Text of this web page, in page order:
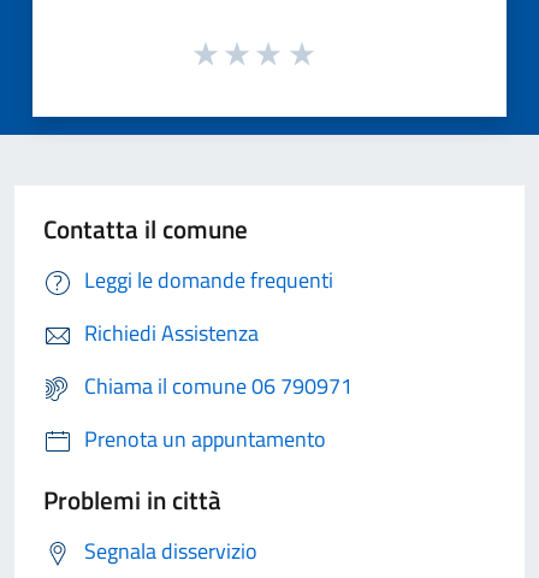
Contatta il comune
Leggi le domande frequenti
Richiedi Assistenza
Chiama il comune 06 790971
Prenota un appuntamento
Problemi in città
Segnala disservizio